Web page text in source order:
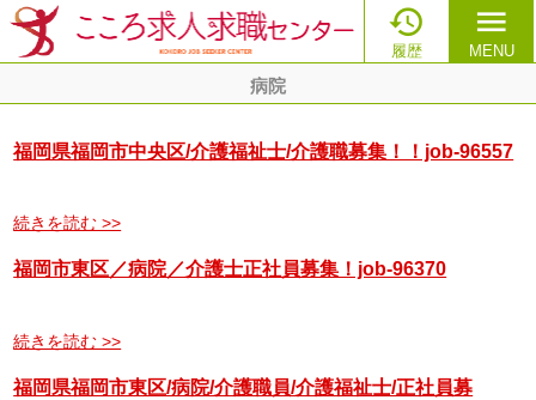

履歴
menu
MENU
病院
福岡県福岡市中央区/介護福祉士/介護職募集！！job-96557
続きを読む >>
福岡市東区／病院／介護士正社員募集！job-96370
続きを読む >>
福岡県福岡市東区/病院/介護職員/介護福祉士/正社員募